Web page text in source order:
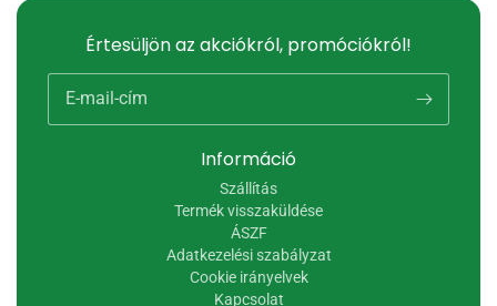
Információ
Szállítás
Termék visszaküldése
ÁSZF
Adatkezelési szabályzat
Cookie irányelvek
Kapcsolat
Értesüljön az akciókról, promóciókról!
E-mail-cím